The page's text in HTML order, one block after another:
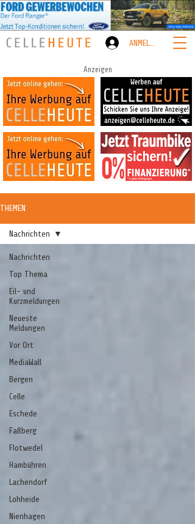
ANMELDEN
Anzeigen
THEMEN
Nachrichten
Top Thema
Eil- und
Kurzmeldungen
Neueste
Meldungen
Vor Ort
MediaWall
Bergen
Celle
Eschede
Faßberg
Flotwedel
Hambühren
Lachendorf
Lohheide
Nienhagen
Nachrichten